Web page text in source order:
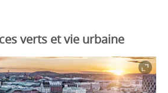
verts et vie urbaine